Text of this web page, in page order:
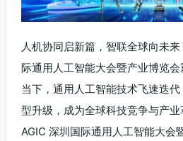
人机协同启新篇，智联全球向未
际通用人工智能大会暨产业博览
当下，通用人工智能技术飞速迭
型升级，成为全球科技竞争与产
AGIC 深圳国际通用人工智能大会